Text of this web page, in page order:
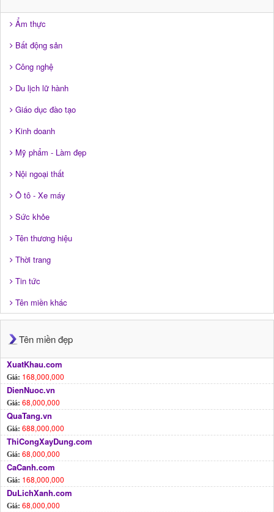
Ẩm thực
Bất động sản
Công nghệ
Du lịch lữ hành
Giáo dục đào tạo
Kinh doanh
Mỹ phẩm - Làm đẹp
Nội ngoại thất
Ô tô - Xe máy
Sức khỏe
Tên thương hiệu
Thời trang
Tin tức
Tên miền khác
Tên miền đẹp
XuatKhau.com
Giá: 168,000,000
DienNuoc.vn
Giá: 68,000,000
QuaTang.vn
Giá: 688,000,000
ThiCongXayDung.com
Giá: 68,000,000
CaCanh.com
Giá: 168,000,000
DuLichXanh.com
Giá: 68,000,000